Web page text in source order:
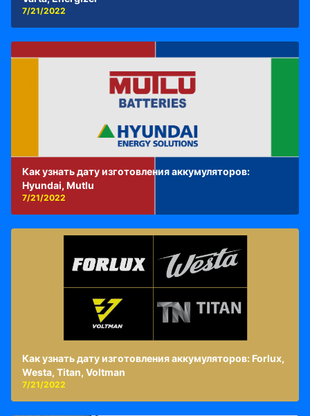
7/21/2022
Как узнать дату изготовления аккумуляторов:
Hyundai, Mutlu
7/21/2022
Как узнать дату изготовления аккумуляторов: Forlux,
Westa, Titan, Voltman
7/21/2022